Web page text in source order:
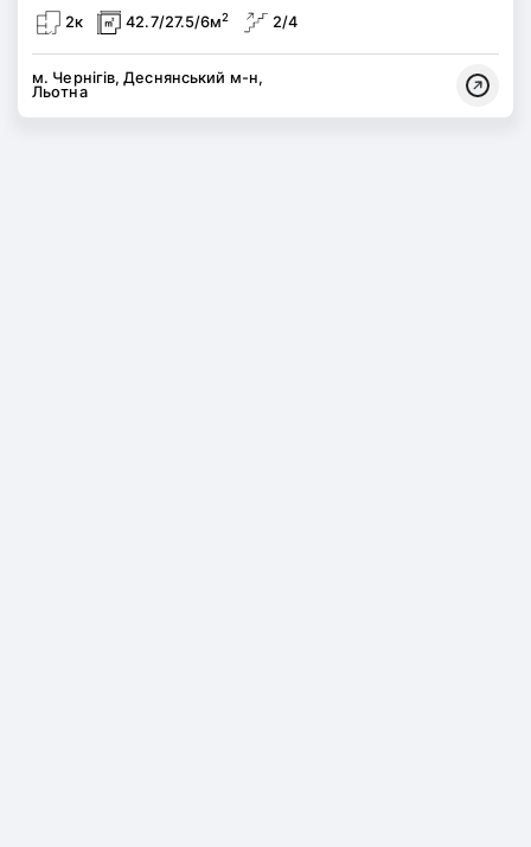
2к 42.7/27.5/6м2 2/4
м. Чернігів, Деснянський м-н,
Льотна